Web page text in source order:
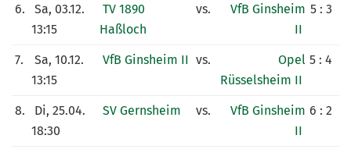
6.
Sa, 03.12.
13:15
TV 1890
Haßloch
vs.
VfB Ginsheim
II
5 : 3
7.
Sa, 10.12.
13:15
VfB Ginsheim II vs.
Opel
Rüsselsheim II
5 : 4
8.
Di, 25.04.
18:30
SV Gernsheim vs.
VfB Ginsheim
II
6 : 2